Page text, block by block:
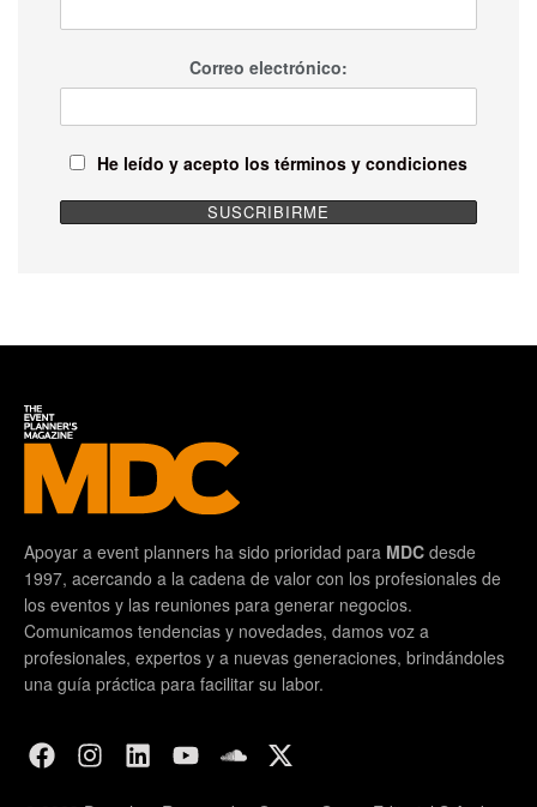
Correo electrónico:
He leído y acepto los términos y condiciones
Apoyar a event planners ha sido prioridad para MDC desde
1997, acercando a la cadena de valor con los profesionales de
los eventos y las reuniones para generar negocios.
Comunicamos tendencias y novedades, damos voz a
profesionales, expertos y a nuevas generaciones, brindándoles
una guía práctica para facilitar su labor.